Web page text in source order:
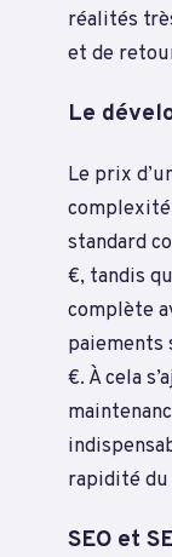
réalités
et de
Le
Le prix
standard
€, tandis
complète
paiements
€. À cela
rapidité
SEO et